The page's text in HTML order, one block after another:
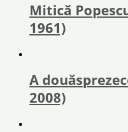
Mitică
1961)
A
2008)